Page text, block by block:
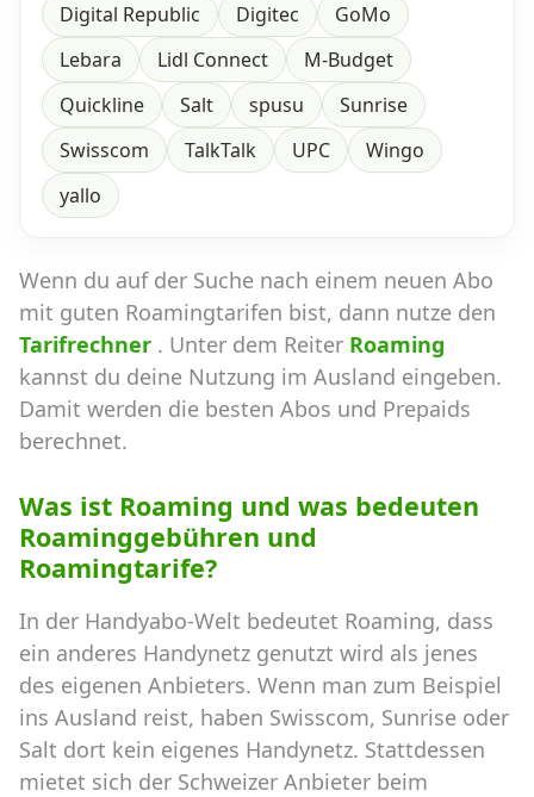
Digital Republic
Digitec
GoMo
Lebara
Lidl Connect
M-Budget
Quickline
Salt spusu
Sunrise
Swisscom
TalkTalk UPC
Wingo
yallo
Wenn du auf der Suche nach einem neuen Abo
mit guten Roamingtarifen bist, dann nutze den
Tarifrechner . Unter dem Reiter Roaming
kannst du deine Nutzung im Ausland eingeben.
Damit werden die besten Abos und Prepaids
berechnet.
Was ist Roaming und was bedeuten
Roaminggebühren und
Roamingtarife?
In der Handyabo-Welt bedeutet Roaming, dass
ein anderes Handynetz genutzt wird als jenes
des eigenen Anbieters. Wenn man zum Beispiel
ins Ausland reist, haben Swisscom, Sunrise oder
Salt dort kein eigenes Handynetz. Stattdessen
mietet sich der Schweizer Anbieter beim